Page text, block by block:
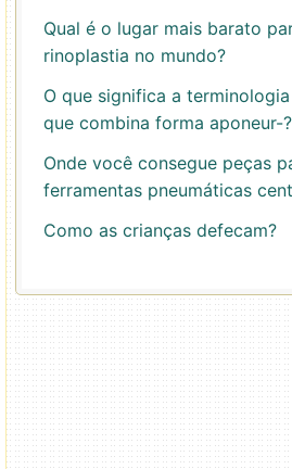
Qual é o lugar mais barato
rinoplastia no mundo?
O que significa a
que combina forma aponeur-?
Onde você consegue peças
ferramentas pneumáticas
Como as crianças defecam?